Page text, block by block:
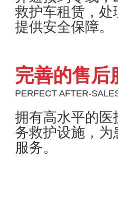
救护车租赁，
提供安全保障。
完善的售后
PERFECT AFTER-
拥有高水平的
务救护设施，
服务。